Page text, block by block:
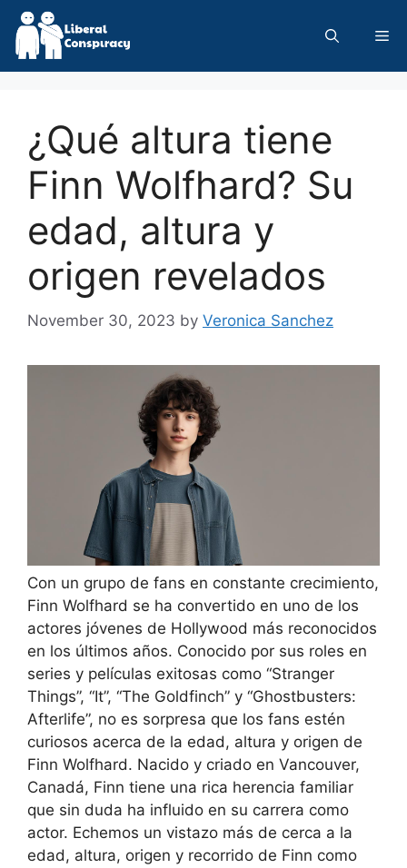
Skip
content
¿Qué altura tiene
Finn Wolfhard? Su
edad, altura y
origen revelados
November 30, 2023 by Veronica Sanchez
Con un grupo de fans en constante crecimiento,
Finn Wolfhard se ha convertido en uno de los
actores jóvenes de Hollywood más reconocidos
en los últimos años. Conocido por sus roles en
series y películas exitosas como “Stranger
Things”, “It”, “The Goldfinch” y “Ghostbusters:
Afterlife”, no es sorpresa que los fans estén
curiosos acerca de la edad, altura y origen de
Finn Wolfhard. Nacido y criado en Vancouver,
Canadá, Finn tiene una rica herencia familiar
que sin duda ha influido en su carrera como
actor. Echemos un vistazo más de cerca a la
edad, altura, origen y recorrido de Finn como